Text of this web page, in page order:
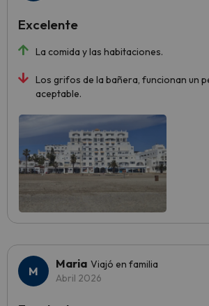
La comida y las habitaciones.
Los grifos de la bañera, funcionan un
aceptable.
Excelente
Maria Viajó en familia
Abril 2026